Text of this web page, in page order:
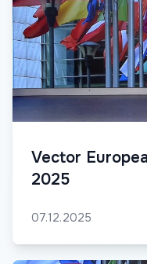
Vector
2025
07.12.2025